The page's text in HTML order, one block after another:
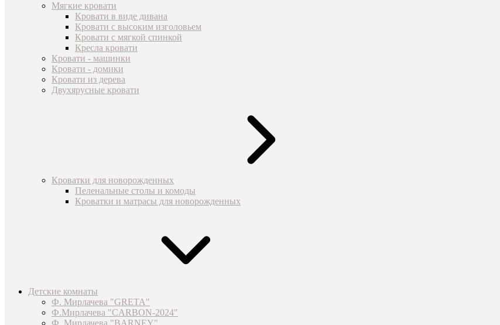
Мягкие кровати
Кровати в виде дивана
Кровати с высоким изголовьем
Кровати с мягкой спинкой
Кресла кровати
Кровати - машинки
Кровати - домики
Кровати из дерева
Двухярусные кровати
Кроватки для новорожденных
Пеленальные столы и комоды
Кроватки и матрасы для новорожденных
Детские комнаты
Ф. Мирлачева "GRETA"
Ф.Мирлачева "CARBON-2024"
Ф. Мирлачева "BARNEY"